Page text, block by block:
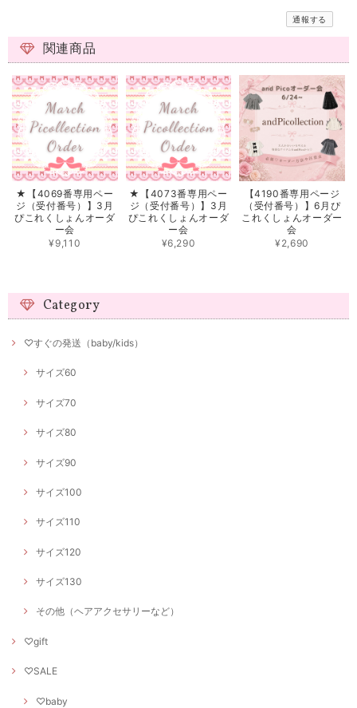
通報する
関連商品
★【4069番専用ペー
ジ（受付番号）】3月
ぴこれくしょんオーダ
ー会
¥9,110
★【4073番専用ペー
ジ（受付番号）】3月
ぴこれくしょんオーダ
ー会
¥6,290
【4190番専用ページ
（受付番号）】6月ぴ
これくしょんオーダー
会
¥2,690
Category
♡すぐの発送（baby/kids）
サイズ60
サイズ70
サイズ80
サイズ90
サイズ100
サイズ110
サイズ120
サイズ130
その他（ヘアアクセサリーなど）
♡gift
♡SALE
♡baby